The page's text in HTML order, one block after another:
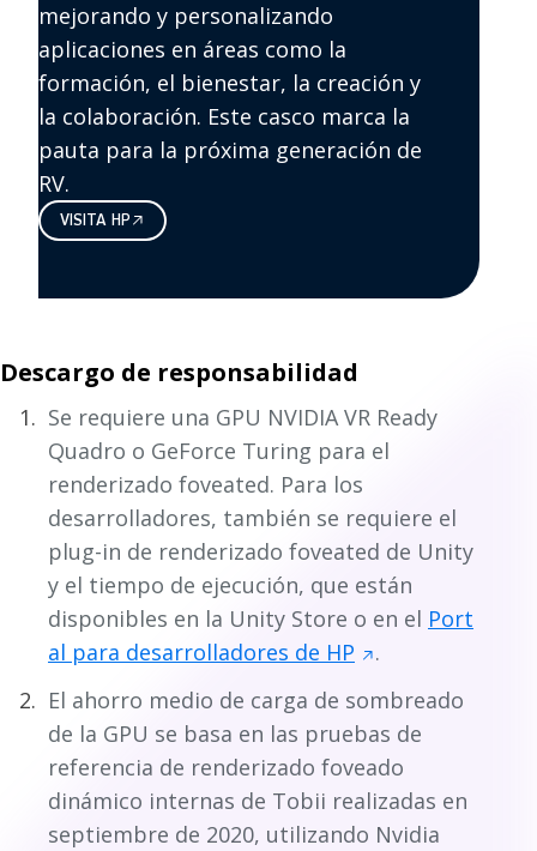
mejorando y personalizando
aplicaciones en áreas como la
formación, el bienestar, la creación y
la colaboración. Este casco marca la
pauta para la próxima generación de
RV.
VISITA HP
Descargo de responsabilidad
Se requiere una GPU NVIDIA VR Ready
Quadro o GeForce Turing para el
renderizado foveated. Para los
desarrolladores, también se requiere el
plug-in de renderizado foveated de Unity
y el tiempo de ejecución, que están
disponibles en la Unity Store o en el Port
al para desarrolladores de HP
.
El ahorro medio de carga de sombreado
de la GPU se basa en las pruebas de
referencia de renderizado foveado
dinámico internas de Tobii realizadas en
septiembre de 2020, utilizando Nvidia